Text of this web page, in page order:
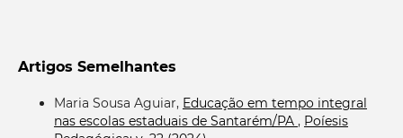
Artigos Semelhantes
Maria Sousa Aguiar, Educação em tempo integral
nas escolas estaduais de Santarém/PA , Poíesis